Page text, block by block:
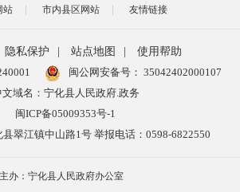
站 市内县区网站 友情链接
隐私保护 站点地图
使用帮助
闽公网安备号： 35042402000107
文域名：宁化县人民政府.政务
闽ICP备05009353号-1
翠江镇中山路1号 举报电话：0598-6822550
主办：宁化县人民政府办公室